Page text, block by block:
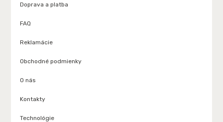
Doprava a platba
FAQ
Reklamácie
Obchodné podmienky
O nás
Kontakty
Technológie